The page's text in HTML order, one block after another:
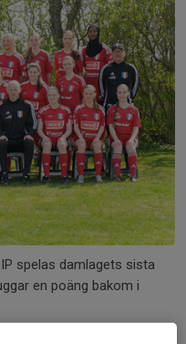
spelas damlagets sista
en poäng bakom i